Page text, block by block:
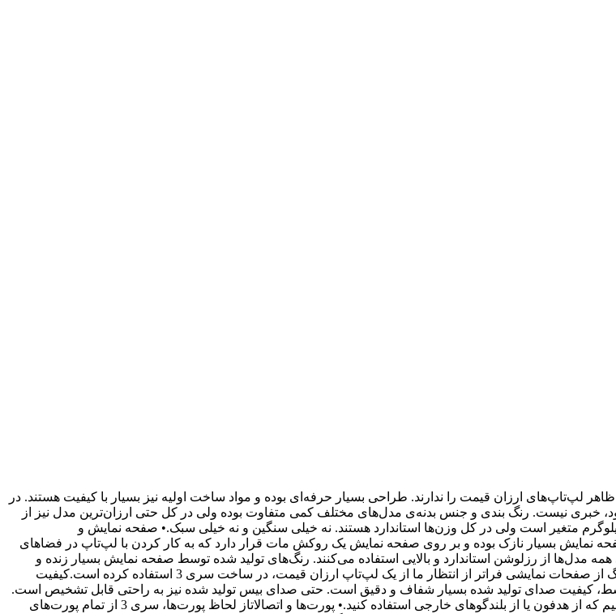
به هیچ عنوان ظاهر لپ‌تاپ‌های ارزان قیمت را ندارند. طراحی بسیار حرفه‌ای بوده و مواد ساخت اولیه نیز بسیار با کیفیت هستند. در
خبری نیست. رنگ بندی و جنس بدنه‌ی مدل‌های مختلف کمی متفاوت بوده ولی در کل حتی ارزان‌ترین مدل نیز از
بسیار بالایی برخوردار است. وزن این لپ‌تاپ‌ها بسته به ابعاد مانیتور بین 1.2 تا 2.6 کیلوگرم متغیر است ولی در کل وزن‌ها استاندارد هستند. نه خیلی سنگین و نه خیلی سبک.• صفحه نمایش و
نمایش بسیار نازک بوده و بر روی صفحه نمایش یک روکش مات قرار دارد که به کار کردن با لپ‌تاپ در فضاهای
از رزلوشن استاندارد و بالایی استفاده می‌کنند. رنگ‌های تولید شده توسط صفحه نمایش بسیار زنده و
طبیعی بوده و زاویه دید آن نیز رضایت بخش است. در مجموع می‌توانیم بگوییم که سامسونگ از صفحات نمایشی فراتر از انتظار ما از یک لپ‌تاپ ارزان قیمت، در ساخت سری 3 استفاده کرده است.کیفیت
متوسط، کیفیت صدای تولید شده بسیار شفاف و دقیق است. حتی صدای بیس تولید شده نیز به راحتی قابل تشخیص است.
ولی اگر تمایل به گوش کردن به موسیقی یا تماشای ویدئو با صدای بلند دارید، پیشنهاد می‌کنیم که از هدفون یا از بلندگوهای خارجی استفاده کنید.• پورت‌ها و اتصالاتاز لحاظ پورت‌ها، سری 3 از تمام پورت‌های